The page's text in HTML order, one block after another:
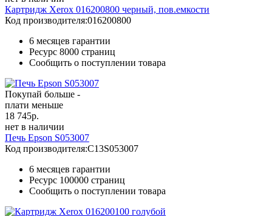
Картридж Xerox 016200800 черный, пов.емкости
Код производителя:016200800
6 месяцев гарантии
Ресурс 8000 страниц
Сообщить о поступлении товара
Покупай больше -
плати меньше
18 745р.
нет в наличии
Печь Epson S053007
Код производителя:C13S053007
6 месяцев гарантии
Ресурс 100000 страниц
Сообщить о поступлении товара